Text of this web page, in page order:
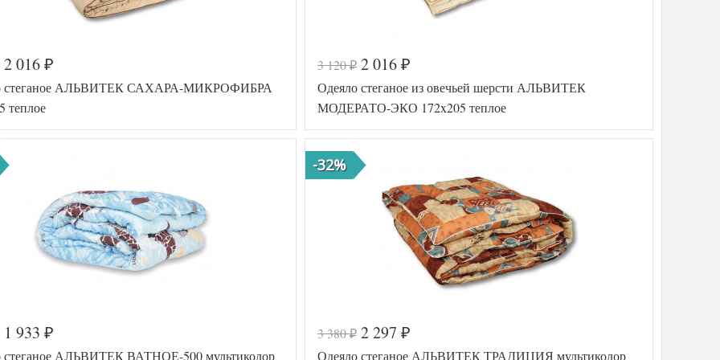
AL46070480
2 016 ₽
стеганое АЛЬВИТЕК САХАРА-МИКРОФИБРА
теплое
Код товара
AL46070480
3 120₽ 2 016 ₽
Одеяло стеганое из овечьей шерсти АЛЬВИТЕК
МОДЕРАТО-ЭКО 172x205 теплое
1 933 ₽
стеганое АЛЬВИТЕК ВАТНОЕ-500 мультиколор
-32%
3 380₽ 2 297 ₽
Одеяло стеганое АЛЬВИТЕК ТРАДИЦИЯ мультиколор